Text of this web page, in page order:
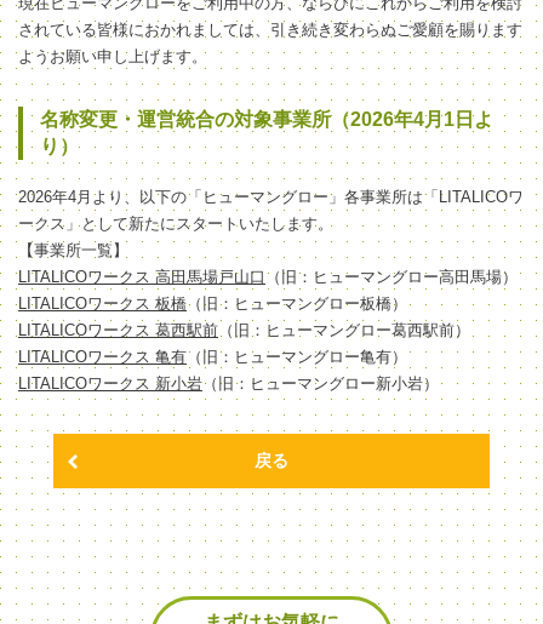
されている皆様におかれましては、引き続き変わらぬご愛顧を賜ります
ようお願い申し上げます。
名称変更・運営統合の対象事業所（2026年4月1日よ
り）
2026年4月より、以下の「ヒューマングロー」各事業所は「LITALICOワ
ークス」として新たにスタートいたします。
【事業所一覧】
LITALICOワークス 高田馬場戸山口 （旧：ヒューマングロー高田馬場）
LITALICOワークス 板橋（旧：ヒューマングロー板橋）
LITALICOワークス 葛西駅前 （旧：ヒューマングロー葛西駅前）
LITALICOワークス 亀有（旧：ヒューマングロー亀有）
LITALICOワークス 新小岩（旧：ヒューマングロー新小岩）
戻る